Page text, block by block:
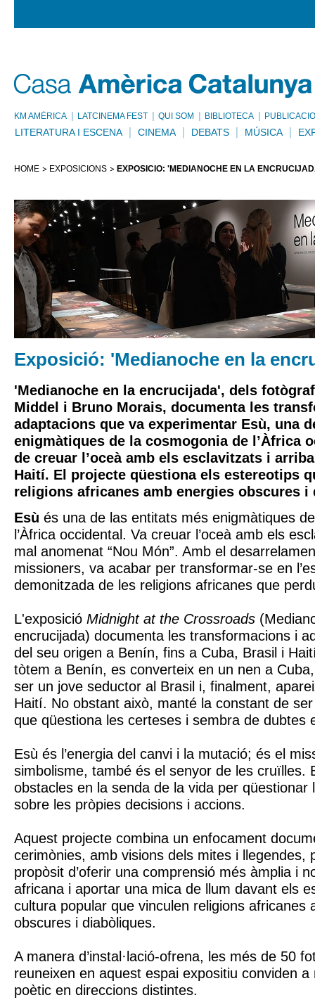
KM AMÈRICA LATCINEMA FEST QUI SOM BIBLIOTECA
LITERATURA I ESCENA CINEMA DEBATS MÚSICA
HOME EXPOSICIONS EXPOSICIÓ: 'MEDIANOCHE EN LA
Exposició: 'Medianoche en la
'Medianoche en la encrucijada', dels
Middel i Bruno Morais, documenta les
adaptacions que va experimentar Esù, una
enigmàtiques de la cosmogonia de l’Àfrica
de creuar l’oceà amb els esclavitzats i
Haití. El projecte qüestiona els estereotips
religions africanes amb energies obscures i
Esù és una de las entitats més enigmàtiques
l’Àfrica occidental. Va creuar l’oceà amb els
mal anomenat “Nou Món”. Amb el
missioners, va acabar per transformar-se en
demonitzada de les religions africanes que
L'exposició Midnight at the Crossroads
encrucijada) documenta les transformacions i
del seu origen a Benín, fins a Cuba, Brasil i
tòtem a Benín, es converteix en un nen a
ser un jove seductor al Brasil i, finalment,
Haití. No obstant això, manté la constant de
que qüestiona les certeses i sembra de dubtes
Esù és l’energia del canvi i la mutació; és el
simbolisme, també és el senyor de les cruïlles.
obstacles en la senda de la vida per qüestionar
sobre les pròpies decisions i accions.
Aquest projecte combina un enfocament
cerimònies, amb visions dels mites i llegendes,
propòsit d’oferir una comprensió més àmplia i
africana i aportar una mica de llum davant els
cultura popular que vinculen religions africanes
obscures i diabòliques.
A manera d’instal·lació-ofrena, les més de 50
reuneixen en aquest espai expositiu conviden
poètic en direccions distintes.